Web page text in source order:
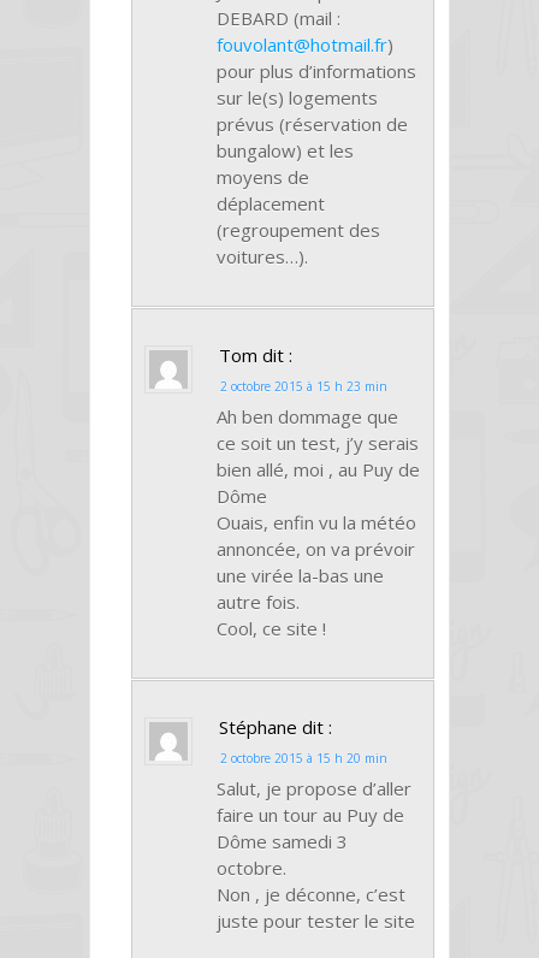
DEBARD (mail :
fouvolant@hotmail.fr)
pour plus d’informations
sur le(s) logements
prévus (réservation de
bungalow) et les
moyens de
déplacement
(regroupement des
voitures…).
Tom dit :
2 octobre 2015 à 15 h 23 min
Ah ben dommage que
ce soit un test, j’y serais
bien allé, moi , au Puy de
Dôme
Ouais, enfin vu la météo
annoncée, on va prévoir
une virée la-bas une
autre fois.
Cool, ce site !
Stéphane dit :
2 octobre 2015 à 15 h 20 min
Salut, je propose d’aller
faire un tour au Puy de
Dôme samedi 3
octobre.
Non , je déconne, c’est
juste pour tester le site